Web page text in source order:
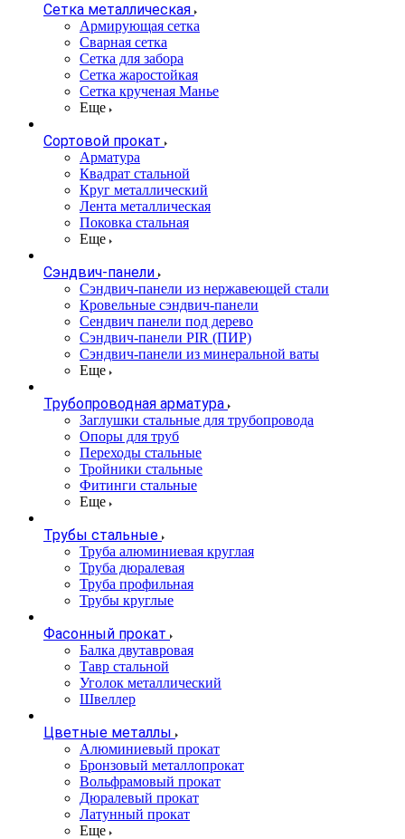
Сетка металлическая
Армирующая сетка
Сварная сетка
Сетка для забора
Сетка жаростойкая
Сетка крученая Манье
Еще
Сортовой прокат
Арматура
Квадрат стальной
Круг металлический
Лента металлическая
Поковка стальная
Еще
Сэндвич-панели
Cэндвич-панели из нержавеющей стали
Кровельные сэндвич-панели
Сендвич панели под дерево
Сэндвич-панели PIR (ПИР)
Сэндвич-панели из минеральной ваты
Еще
Трубопроводная арматура
Заглушки стальные для трубопровода
Опоры для труб
Переходы стальные
Тройники стальные
Фитинги стальные
Еще
Трубы стальные
Труба алюминиевая круглая
Труба дюралевая
Труба профильная
Трубы круглые
Фасонный прокат
Балка двутавровая
Тавр стальной
Уголок металлический
Швеллер
Цветные металлы
Алюминиевый прокат
Бронзовый металлопрокат
Вольфрамовый прокат
Дюралевый прокат
Латунный прокат
Еще